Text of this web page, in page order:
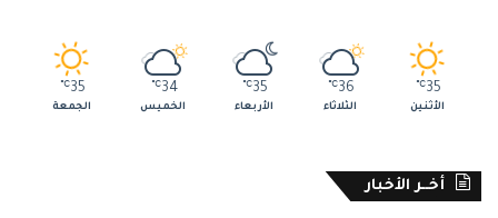
35
℃
الأثنين
36
℃
الثلاثاء
35
℃
الأربعاء
34
℃
الخميس
35
℃
الجمعة
أخــر الأخبار